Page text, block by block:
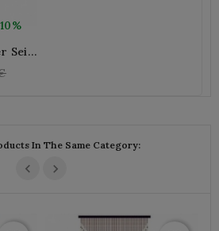
Seil
In The Same Category: